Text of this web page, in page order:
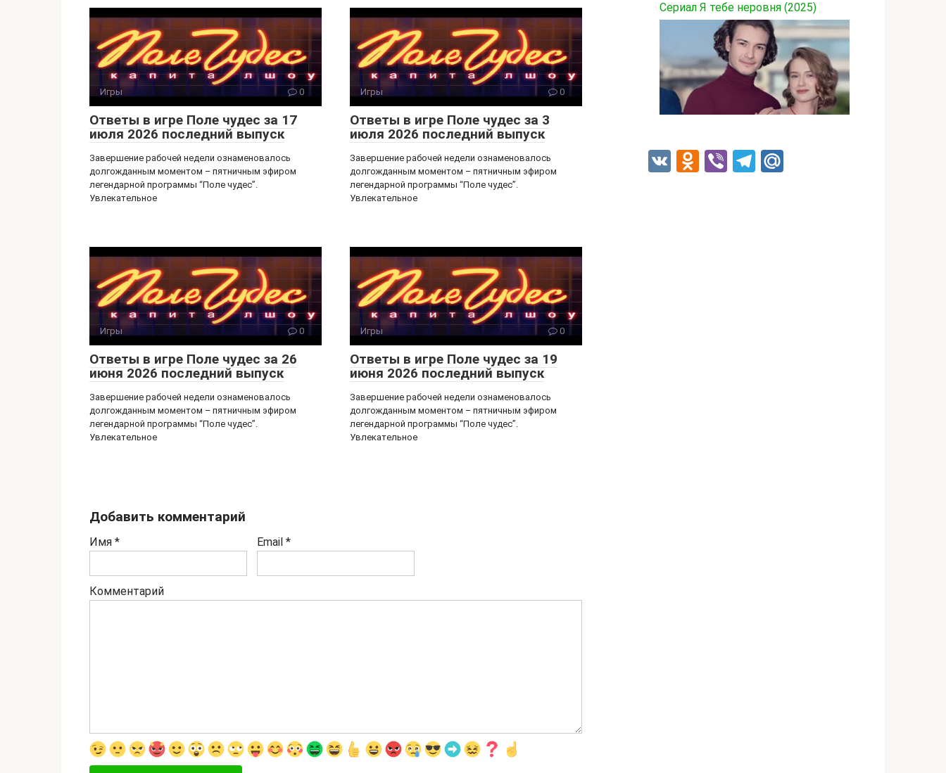
kl
a
ss
ni
ki
a
m
Игры 0
Ответы в игре Поле чудес за 17
июля 2026 последний выпуск
Завершение рабочей недели ознаменовалось
долгожданным моментом – пятничным эфиром
легендарной программы “Поле чудес”.
Увлекательное
Игры 0
Ответы в игре Поле чудес за 3
июля 2026 последний выпуск
Завершение рабочей недели ознаменовалось
долгожданным моментом – пятничным эфиром
легендарной программы “Поле чудес”.
Увлекательное
Игры 0
Ответы в игре Поле чудес за 26
июня 2026 последний выпуск
Завершение рабочей недели ознаменовалось
долгожданным моментом – пятничным эфиром
легендарной программы “Поле чудес”.
Увлекательное
Игры 0
Ответы в игре Поле чудес за 19
июня 2026 последний выпуск
Завершение рабочей недели ознаменовалось
долгожданным моментом – пятничным эфиром
легендарной программы “Поле чудес”.
Увлекательное
Добавить комментарий
Имя * Email *
Комментарий
Сериал Я тебе неровня (2025)
VK Odnoklassniki
ViberTelegram